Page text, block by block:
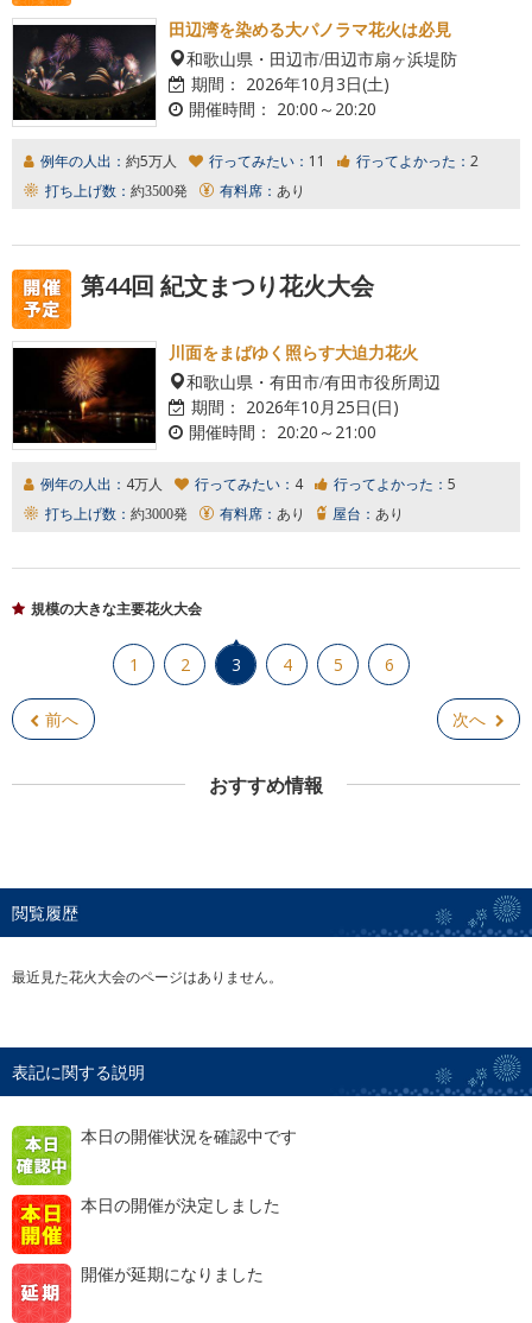
田辺湾を染める大パノラマ花火は必見
和歌山県・田辺市/田辺市扇ヶ浜堤防
期間： 2026年10月3日(土)
開催時間： 20:00～20:20
例年の人出： 約5万人 行ってみたい： 11 行ってよかった： 2
打ち上げ数： 約3500発 有料席： あり
第44回 紀文まつり花火大会
川面をまばゆく照らす大迫力花火
和歌山県・有田市/有田市役所周辺
期間： 2026年10月25日(日)
開催時間： 20:20～21:00
例年の人出： 4万人 行ってみたい： 4 行ってよかった： 5
打ち上げ数： 約3000発 有料席： あり 屋台： あり
規模の大きな主要花火大会
前へ
1 2 3 4 5 6
次へ
おすすめ情報
閲覧履歴
最近見た花火大会のページはありません。
表記に関する説明
本日の開催状況を確認中です
本日の開催が決定しました
開催が延期になりました